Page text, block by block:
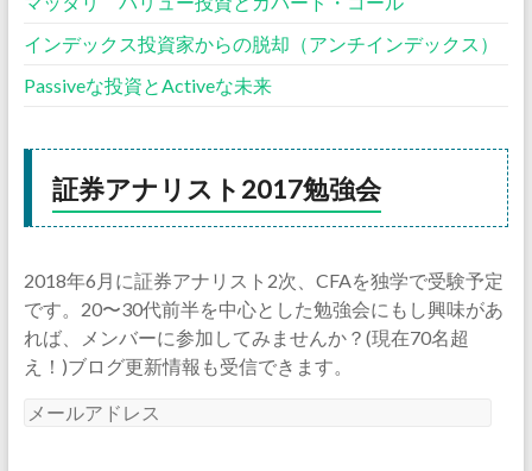
インデックス投資家からの脱却（アンチインデックス）
Passiveな投資とActiveな未来
証券アナリスト2017勉強会
2018年6月に証券アナリスト2次、CFAを独学で受験予定
です。20〜30代前半を中心とした勉強会にもし興味があ
れば、メンバーに参加してみませんか？(現在70名超
え！)ブログ更新情報も受信できます。
メ